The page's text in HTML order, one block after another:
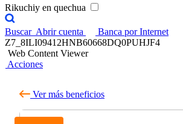
Rikuchiy en quechua
Buscar Abrir cuenta
Banca por Internet
Z7_8ILI09412HNB60668DQ0PUHJF4
Web Content Viewer
Acciones
Ver más beneficios